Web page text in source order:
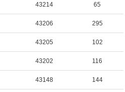
43214 65
43206 295
43205 102
43202 116
43148 144